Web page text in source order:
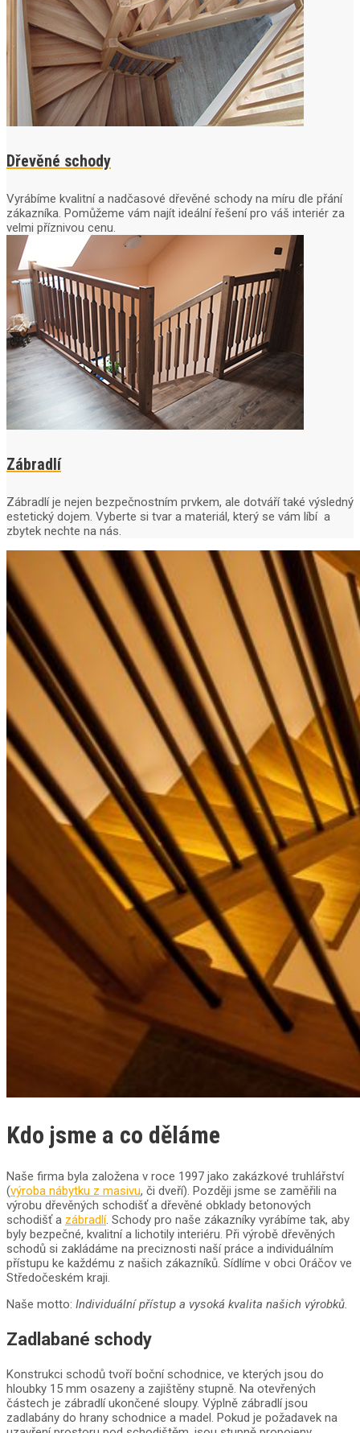
Dřevěné schody
Vyrábíme kvalitní a nadčasové dřevěné schody na míru dle přání
zákazníka. Pomůžeme vám najít ideální řešení pro váš interiér za
velmi příznivou cenu.
Zábradlí
Zábradlí je nejen bezpečnostním prvkem, ale dotváří také výsledný
estetický dojem. Vyberte si tvar a materiál, který se vám líbí a
zbytek nechte na nás.
Kdo jsme a co děláme
Naše firma byla založena v roce 1997 jako zakázkové truhlářství
(výroba nábytku z masivu, či dveří). Později jsme se zaměřili na
výrobu dřevěných schodišť a dřevěné obklady betonových
schodišť a zábradlí. Schody pro naše zákazníky vyrábíme tak, aby
byly bezpečné, kvalitní a lichotily interiéru. Při výrobě dřevěných
schodů si zakládáme na preciznosti naší práce a individuálním
přístupu ke každému z našich zákazníků. Sídlíme v obci Oráčov ve
Středočeském kraji.
Naše motto: Individuální přístup a vysoká kvalita našich výrobků.
Zadlabané schody
Konstrukci schodů tvoří boční schodnice, ve kterých jsou do
hloubky 15 mm osazeny a zajištěny stupně. Na otevřených
částech je zábradlí ukončené sloupy. Výplně zábradlí jsou
zadlabány do hrany schodnice a madel. Pokud je požadavek na